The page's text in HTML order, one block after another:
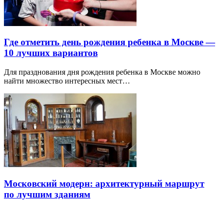
Где отметить день рождения ребенка в Москве —
10 лучших вариантов
Для празднования дня рождения ребенка в Москве можно
найти множество интересных мест…
Московский модерн: архитектурный маршрут
по лучшим зданиям